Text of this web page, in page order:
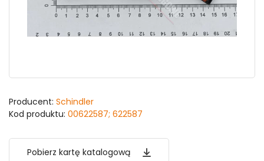
Producent: Schindler
Kod produktu: 00622587; 622587
Pobierz kartę katalogową